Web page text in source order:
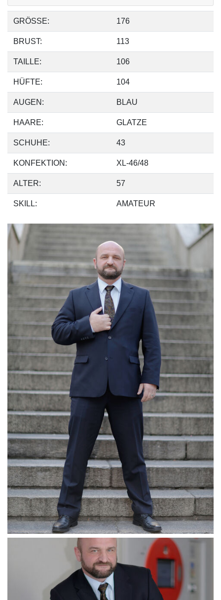
GRÖSSE: 176
BRUST: 113
TAILLE: 106
HÜFTE: 104
AUGEN: BLAU
HAARE: GLATZE
SCHUHE: 43
KONFEKTION: XL-46/48
ALTER: 57
SKILL: AMATEUR